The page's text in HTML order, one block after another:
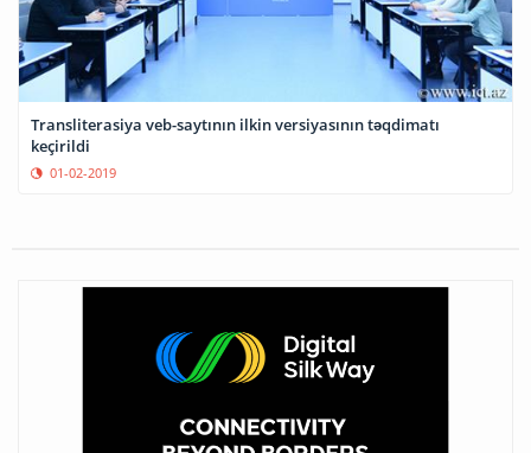
Transliterasiya veb-saytının ilkin versiyasının təqdimatı
keçirildi
01-02-2019